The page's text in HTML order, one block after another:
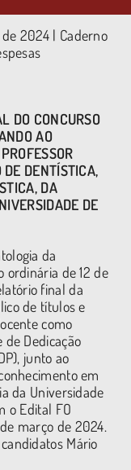
2024 | Caderno
DO CONCURSO
AO
DE DENTÍSTICA,
DA
DE
da
ordinária de 12 de
final da
de títulos e
como
de Dedicação
junto ao
em
da Universidade
o Edital FO
março de 2024.
Mário